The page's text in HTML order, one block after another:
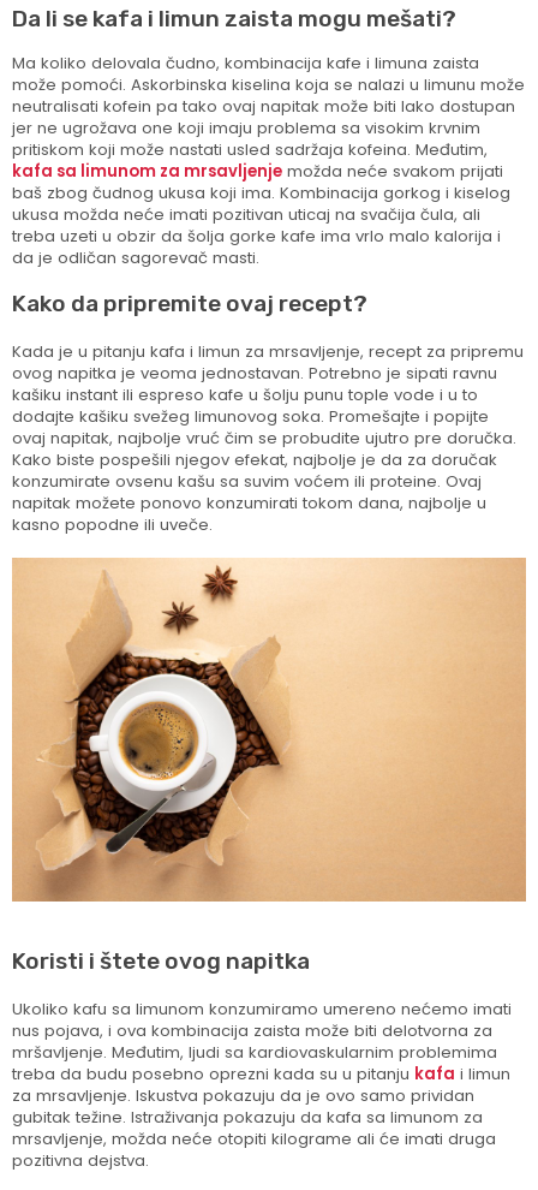
Da li se kafa i limun zaista mogu mešati?
Ma koliko delovala čudno, kombinacija kafe i limuna zaista
može pomoći. Askorbinska kiselina koja se nalazi u limunu može
neutralisati kofein pa tako ovaj napitak može biti lako dostupan
jer ne ugrožava one koji imaju problema sa visokim krvnim
pritiskom koji može nastati usled sadržaja kofeina. Međutim,
kafa sa limunom za mrsavljenje možda neće svakom prijati
baš zbog čudnog ukusa koji ima. Kombinacija gorkog i kiselog
ukusa možda neće imati pozitivan uticaj na svačija čula, ali
treba uzeti u obzir da šolja gorke kafe ima vrlo malo kalorija i
da je odličan sagorevač masti.
Kako da pripremite ovaj recept?
Kada je u pitanju kafa i limun za mrsavljenje, recept za pripremu
ovog napitka je veoma jednostavan. Potrebno je sipati ravnu
kašiku instant ili espreso kafe u šolju punu tople vode i u to
dodajte kašiku svežeg limunovog soka. Promešajte i popijte
ovaj napitak, najbolje vruć čim se probudite ujutro pre doručka.
Kako biste pospešili njegov efekat, najbolje je da za doručak
konzumirate ovsenu kašu sa suvim voćem ili proteine. Ovaj
napitak možete ponovo konzumirati tokom dana, najbolje u
kasno popodne ili uveče.
Koristi i štete ovog napitka
Ukoliko kafu sa limunom konzumiramo umereno nećemo imati
nus pojava, i ova kombinacija zaista može biti delotvorna za
mršavljenje. Međutim, ljudi sa kardiovaskularnim problemima
treba da budu posebno oprezni kada su u pitanju kafa i limun
za mrsavljenje. Iskustva pokazuju da je ovo samo prividan
gubitak težine. Istraživanja pokazuju da kafa sa limunom za
mrsavljenje, možda neće otopiti kilograme ali će imati druga
pozitivna dejstva.